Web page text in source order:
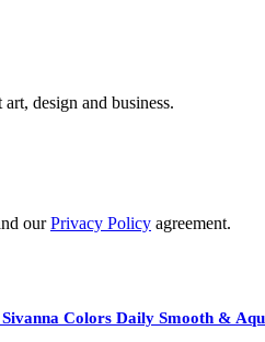
design and business.
ourPrivacy Policy agreement.
Colors Daily Smooth &